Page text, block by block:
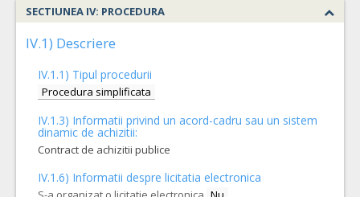
SECTIUNEA IV: PROCEDURA
IV.1) Descriere
IV.1.1) Tipul procedurii
Procedura simplificata
IV.1.3) Informatii privind un acord-cadru sau un sistem
dinamic de achizitii:
Contract de achizitii publice
IV.1.6) Informatii despre licitatia electronica